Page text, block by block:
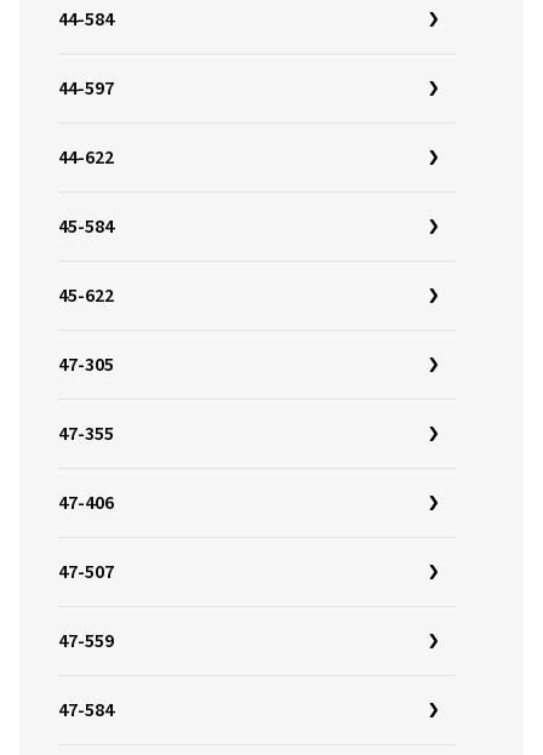
44-584
44-597
44-622
45-584
45-622
47-305
47-355
47-406
47-507
47-559
47-584